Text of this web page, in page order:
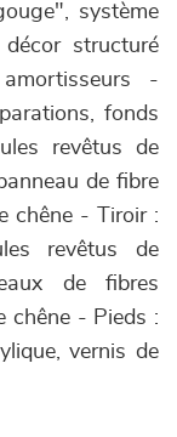
système
structuré
-
fonds
revêtus de
de fibre
chêne - Tiroir :
revêtus de
de fibres
chêne - Pieds :
vernis de